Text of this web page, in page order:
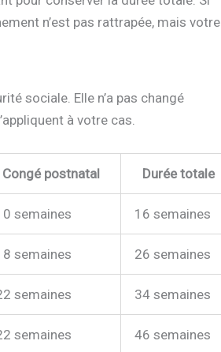
n’est pas rattrapée, mais votre
sociale. Elle n’a pas changé
à votre cas.
Congé postnatal Durée totale
semaines 16 semaines
semaines 26 semaines
semaines 34 semaines
semaines 46 semaines